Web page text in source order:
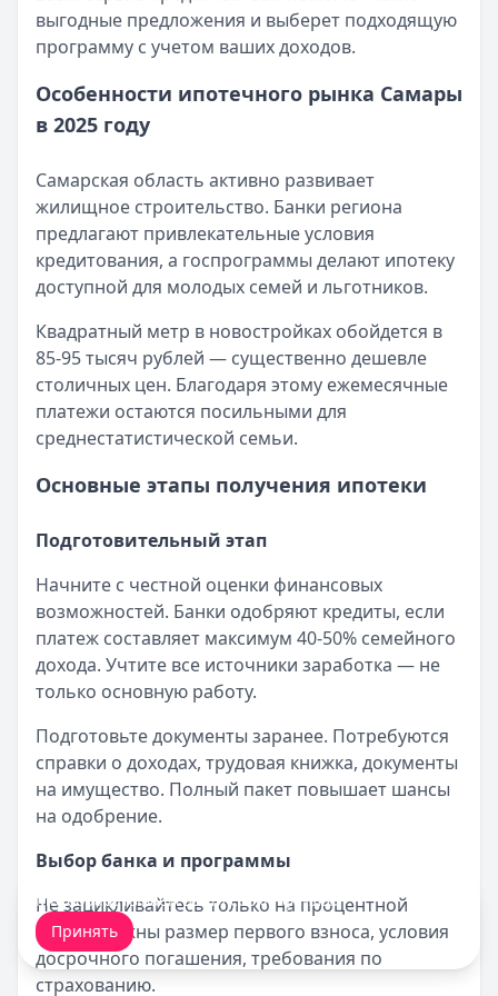
Кратко:В статье рассматриваются актуальные
Опубликовано:17 ноября 2025 г.
Категория:
Документы для получения ипотеки в СберБанке
Опубликовано:17 ноября 2025 г.
Категория:Ипотека
Читать статью
Все статьи
выгодные предложения и выберет подходящую
программу с учетом ваших доходов.
Особенности ипотечного рынка Самары
в 2025 году
Самарская область активно развивает
жилищное строительство. Банки региона
предлагают привлекательные условия
кредитования, а госпрограммы делают ипотеку
доступной для молодых семей и льготников.
Квадратный метр в новостройках обойдется в
85-95 тысяч рублей — существенно дешевле
столичных цен. Благодаря этому ежемесячные
платежи остаются посильными для
среднестатистической семьи.
Основные этапы получения ипотеки
Подготовительный этап
Начните с честной оценки финансовых
возможностей. Банки одобряют кредиты, если
платеж составляет максимум 40-50% семейного
дохода. Учтите все источники заработка — не
только основную работу.
Подготовьте документы заранее. Потребуются
справки о доходах, трудовая книжка, документы
на имущество. Полный пакет повышает шансы
на одобрение.
Выбор банка и программы
Не зацикливайтесь только на процентной
ставке. Важны размер первого взноса, условия
досрочного погашения, требования по
страхованию.
Мы обрабатываем ваши cookie-файлы.
Принять